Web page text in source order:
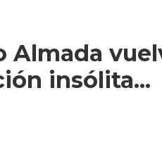
Almada
insólita...